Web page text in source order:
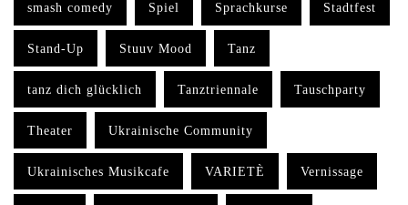
smash comedy Spiel Sprachkurse Stadtfest
Stand-Up Stuuv Mood Tanz
tanz dich glücklich Tanztriennale Tauschparty
Theater Ukrainische Community
Ukrainisches Musikcafe VARIETÈ Vernissage